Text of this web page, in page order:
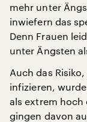
mehr unter
inwiefern das
Denn Frauen
unter Ängsten
Auch das
infizieren,
als extrem hoch
gingen davon